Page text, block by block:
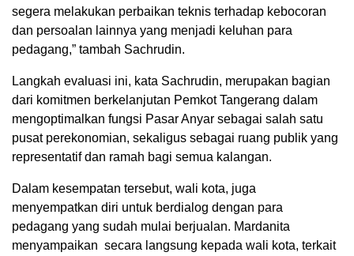
segera melakukan perbaikan teknis terhadap kebocoran
dan persoalan lainnya yang menjadi keluhan para
pedagang,” tambah Sachrudin.
Langkah evaluasi ini, kata Sachrudin, merupakan bagian
dari komitmen berkelanjutan Pemkot Tangerang dalam
mengoptimalkan fungsi Pasar Anyar sebagai salah satu
pusat perekonomian, sekaligus sebagai ruang publik yang
representatif dan ramah bagi semua kalangan.
Dalam kesempatan tersebut, wali kota, juga
menyempatkan diri untuk berdialog dengan para
pedagang yang sudah mulai berjualan. Mardanita
menyampaikan secara langsung kepada wali kota, terkait